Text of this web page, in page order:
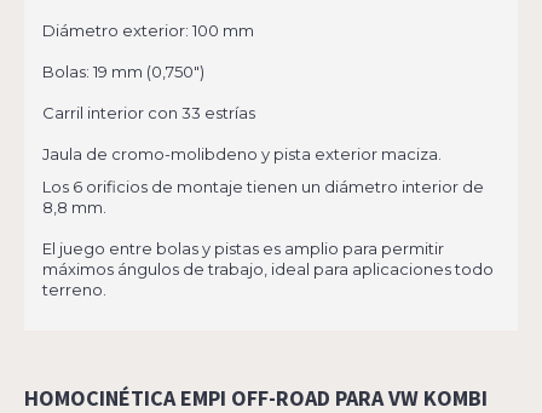
Diámetro exterior: 100 mm
Bolas: 19 mm (0,750")
Carril interior con 33 estrías
Jaula de cromo-molibdeno y pista exterior maciza.
Los 6 orificios de montaje tienen un diámetro interior de
8,8 mm.
El juego entre bolas y pistas es amplio para permitir
máximos ángulos de trabajo, ideal para aplicaciones todo
terreno.
HOMOCINÉTICA EMPI OFF-ROAD PARA VW KOMBI